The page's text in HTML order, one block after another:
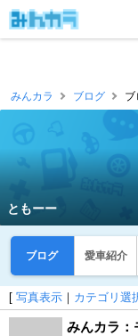
みんカラ ブログ ブ
ともーー
ブログ 愛車紹介
[ 写真表示 ｜ カテゴリ選
みんカラ：